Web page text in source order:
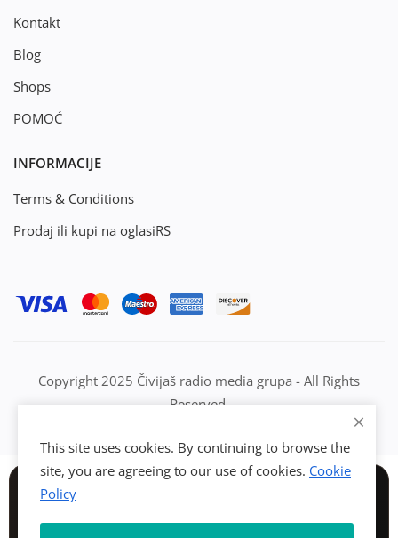
Kontakt
Blog
Shops
POMOĆ
INFORMACIJE
Terms & Conditions
Prodaj ili kupi na oglasiRS
Copyright 2025 Čivijaš radio media grupa - All Rights
Reserved.
This site uses cookies. By continuing to browse the
site, you are agreeing to our use of cookies. Cookie
Policy